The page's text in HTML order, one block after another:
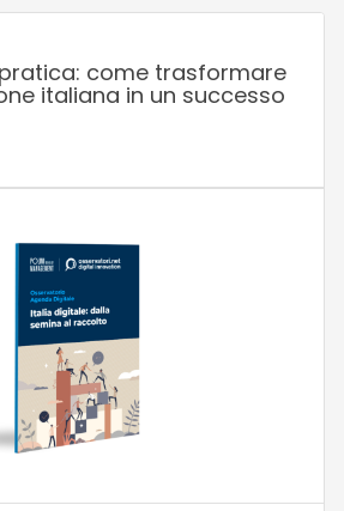
come trasformare
italiana in un successo